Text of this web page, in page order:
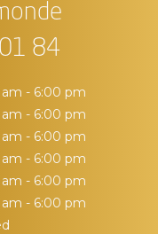
84
am - 6:00 pm
am - 6:00 pm
am - 6:00 pm
am - 6:00 pm
am - 6:00 pm
am - 6:00 pm